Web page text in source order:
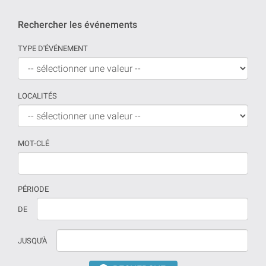
Rechercher les événements
TYPE D'ÉVÉNEMENT
LOCALITÉS
MOT-CLÉ
PÉRIODE
Si
aucune
n'est
La
être
DE
JUSQU'À